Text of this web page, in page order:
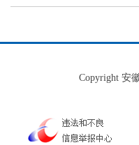
Copyright 安